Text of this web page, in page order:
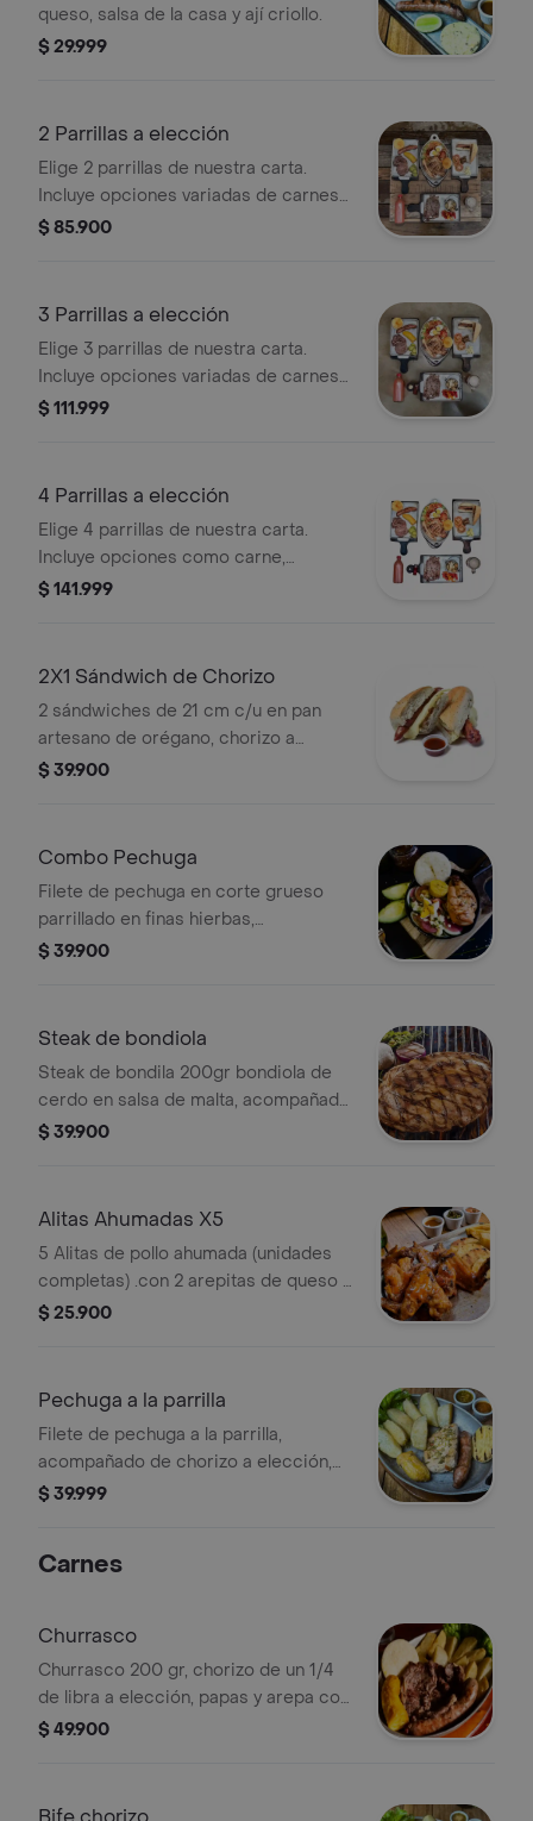
queso, salsa de la casa y ají criollo.
$ 29.999
2 Parrillas a elección
Elige 2 parrillas de nuestra carta.
Incluye opciones variadas de carnes y
acompañamientos.
$ 85.900
3 Parrillas a elección
Elige 3 parrillas de nuestra carta.
Incluye opciones variadas de carnes y
acompañamientos.
$ 111.999
4 Parrillas a elección
Elige 4 parrillas de nuestra carta.
Incluye opciones como carne,
chorizo, arepa y ensalada. Personaliza
$ 141.999
2X1 Sándwich de Chorizo
2 sándwiches de 21 cm c/u en pan
artesano de orégano, chorizo a
elección y papas en casco.
$ 39.900
Combo Pechuga
Filete de pechuga en corte grueso
parrillado en finas hierbas,
acompañado de una increíble
zanahoria, pepinillo, cebolla ocañera,
incluye arepita de queso asada y
plátano maduro asado. .
$ 39.900
Steak de bondiola
Steak de bondila 200gr bondiola de
cerdo en salsa de malta, acompañada
de 1 chori argentino, papas en casco
$ 39.900
Alitas Ahumadas X5
5 Alitas de pollo ahumada (unidades
completas) .con 2 arepitas de queso y
papas encasco.
$ 25.900
Pechuga a la parrilla
Filete de pechuga a la parrilla,
acompañado de chorizo a elección,
papas en casco o ensalada de
$ 39.999
Carnes
Churrasco
Churrasco 200 gr, chorizo de un 1/4
de libra a elección, papas y arepa con
queso.
$ 49.900